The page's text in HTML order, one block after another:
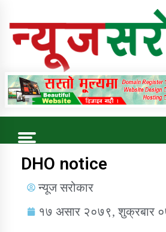
Online News Portal
Trending Now
DHO notice
न्यूज सरोकार
१७ असार २०७९, शुक्रबार